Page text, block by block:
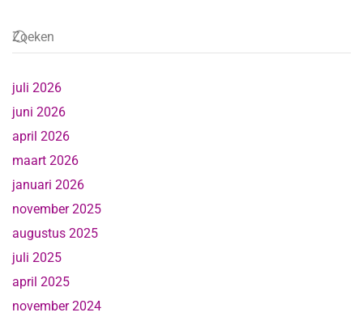
juli 2026
juni 2026
april 2026
maart 2026
januari 2026
november 2025
augustus 2025
juli 2025
april 2025
november 2024